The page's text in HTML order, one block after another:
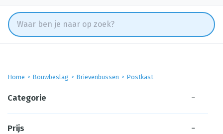
Home Bouwbeslag Brievenbussen Postkast
Categorie −
Prijs −